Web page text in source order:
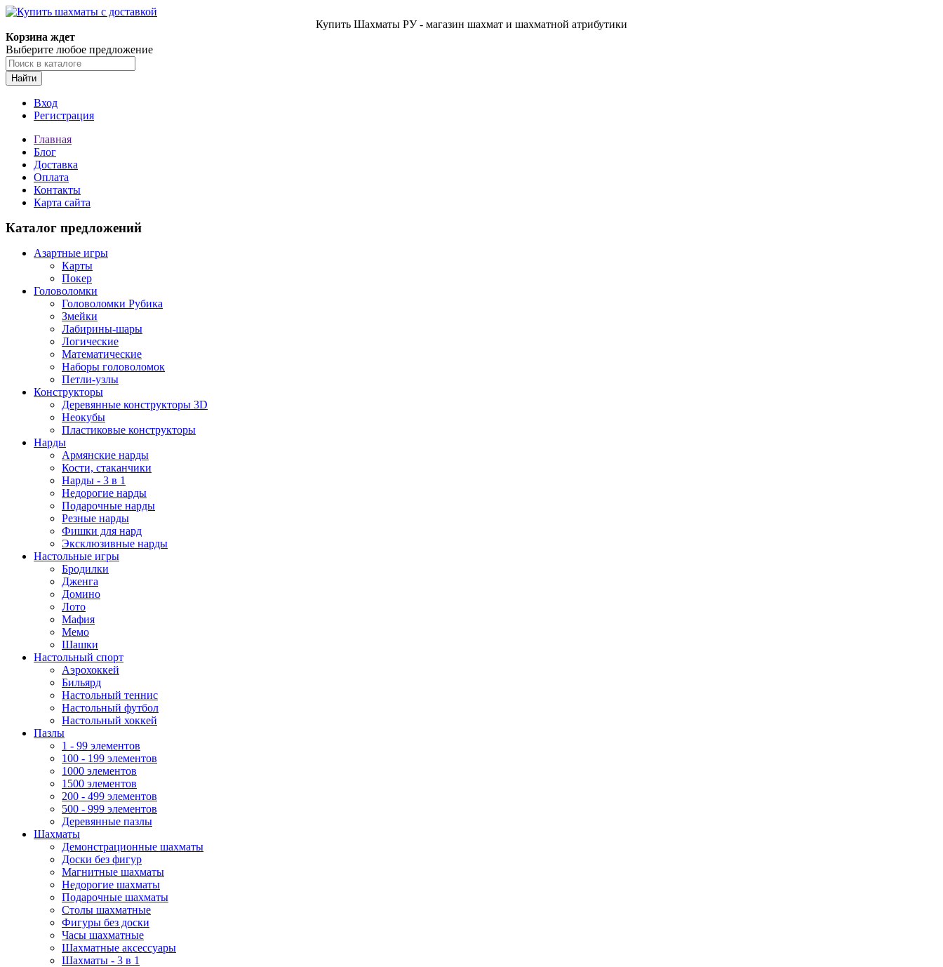
Купить Шахматы РУ - магазин шахмат и шахматной атрибутики
Корзина ждет
Выберите любое предложение
Найти
Вход
Регистрация
Главная
Блог
Доставка
Оплата
Контакты
Карта сайта
Каталог предложений
Азартные игры
Карты
Покер
Головоломки
Головоломки Рубика
Змейки
Лабирины-шары
Логические
Математические
Наборы головоломок
Петли-узлы
Конструкторы
Деревянные конструкторы 3D
Неокубы
Пластиковые конструкторы
Нарды
Армянские нарды
Кости, стаканчики
Нарды - 3 в 1
Недорогие нарды
Подарочные нарды
Резные нарды
Фишки для нард
Эксклюзивные нарды
Настольные игры
Бродилки
Дженга
Домино
Лото
Мафия
Мемо
Шашки
Настольный спорт
Аэрохоккей
Бильярд
Настольный теннис
Настольный футбол
Настольный хоккей
Пазлы
1 - 99 элементов
100 - 199 элементов
1000 элементов
1500 элементов
200 - 499 элементов
500 - 999 элементов
Деревянные пазлы
Шахматы
Демонстрационные шахматы
Доски без фигур
Магнитные шахматы
Недорогие шахматы
Подарочные шахматы
Столы шахматные
Фигуры без доски
Часы шахматные
Шахматные аксессуары
Шахматы - 3 в 1